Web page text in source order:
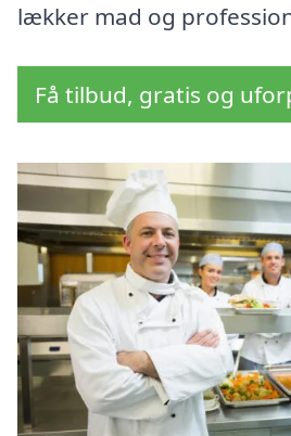
lækker mad og
Få tilbud, gratis og